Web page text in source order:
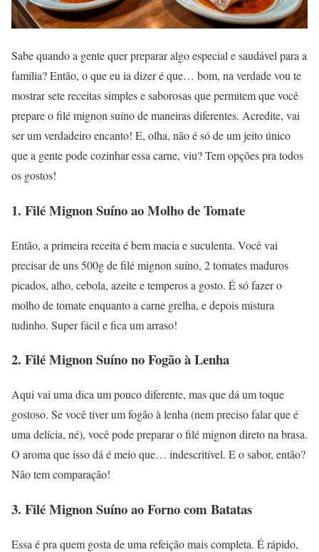
Sabe quando a gente quer preparar algo especial e saudável para a
família? Então, o que eu ia dizer é que… bom, na verdade vou te
mostrar sete receitas simples e saborosas que permitem que você
prepare o filé mignon suíno de maneiras diferentes. Acredite, vai
ser um verdadeiro encanto! E, olha, não é só de um jeito único
que a gente pode cozinhar essa carne, viu? Tem opções pra todos
os gostos!
1. Filé Mignon Suíno ao Molho de Tomate
Então, a primeira receita é bem macia e suculenta. Você vai
precisar de uns 500g de filé mignon suíno, 2 tomates maduros
picados, alho, cebola, azeite e temperos a gosto. É só fazer o
molho de tomate enquanto a carne grelha, e depois mistura
tudinho. Super fácil e fica um arraso!
2. Filé Mignon Suíno no Fogão à Lenha
Aqui vai uma dica um pouco diferente, mas que dá um toque
gostoso. Se você tiver um fogão à lenha (nem preciso falar que é
uma delícia, né), você pode preparar o filé mignon direto na brasa.
O aroma que isso dá é meio que… indescritível. E o sabor, então?
Não tem comparação!
3. Filé Mignon Suíno ao Forno com Batatas
Essa é pra quem gosta de uma refeição mais completa. É rápido,